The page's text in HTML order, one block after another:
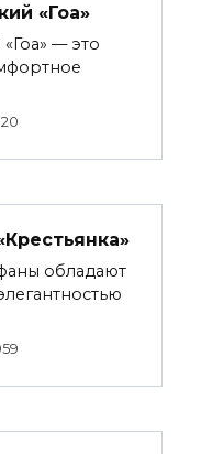
«Гоа»
— это
обладают